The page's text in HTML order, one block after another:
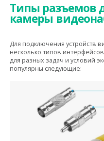
Типы разъемов
камеры
Для подключения устройств
несколько типов
для разных задач и условий
популярны следующие: